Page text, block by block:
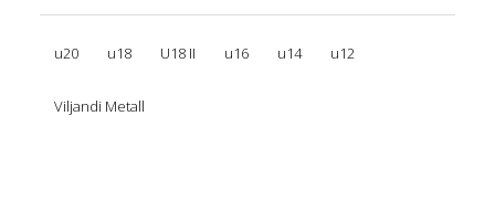
u20 u18 U18 II u16 u14 u12
Viljandi Metall